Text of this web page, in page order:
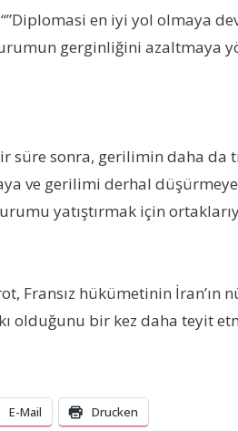
en iyi yol olmaya
gerginliğini azaltmaya
süre sonra, gerilimin daha
ve gerilimi derhal
yatıştırmak için
Fransız hükümetinin
olduğunu bir kez daha teyit
E-Mail Drucken